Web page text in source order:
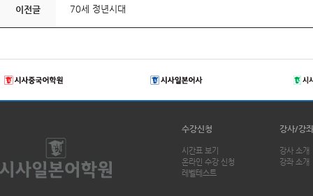
이전글 70세 정년시대
수강신청
시간표 보기
온라인 수강 신청
레벨테스트
강사/강좌
강사 소개
강좌 소개